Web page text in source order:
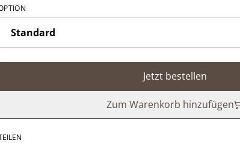
Jetzt bestellen
Zum Warenkorb hinzufügen